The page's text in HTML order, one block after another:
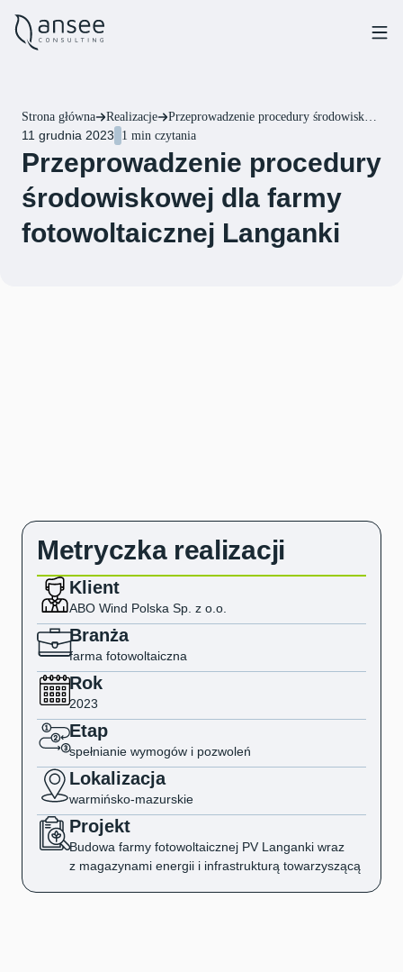
Strona główna Realizacje Przeprowadzenie procedury środowiskowej dla farmy fotowoltaicznej Langanki
11 grudnia 2023 1 min czytania
Przeprowadzenie procedury
środowiskowej dla farmy
fotowoltaicznej Langanki
Metryczka realizacji
Klient
ABO Wind Polska Sp. z o.o.
Branża
farma fotowoltaiczna
Rok
2023
Etap
spełnianie wymogów i pozwoleń
Lokalizacja
warmińsko-mazurskie
Projekt
Budowa farmy fotowoltaicznej PV Langanki wraz
z magazynami energii i infrastrukturą towarzyszącą